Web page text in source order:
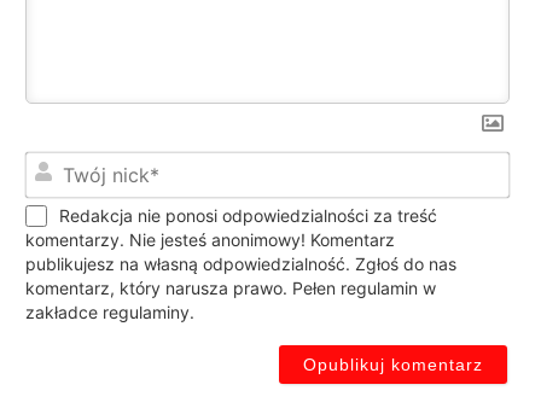
Redakcja nie ponosi odpowiedzialności za treść
komentarzy. Nie jesteś anonimowy! Komentarz
publikujesz na własną odpowiedzialność. Zgłoś do nas
komentarz, który narusza prawo. Pełen regulamin w
zakładce regulaminy.